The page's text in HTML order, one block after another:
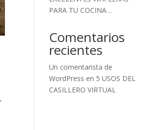
,
PARA TU COCINA…
Comentarios
recientes
Un comentarista de
WordPress en 5 USOS DEL
CASILLERO VIRTUAL